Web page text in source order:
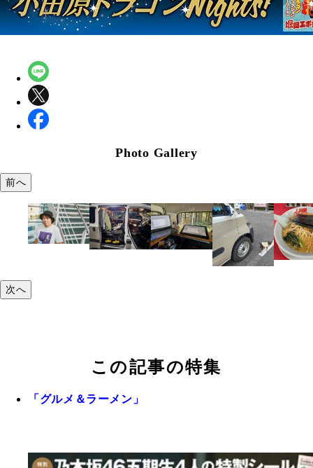
Photo Gallery
前へ
次へ
この記事の特集
「グルメ＆ラーメン」